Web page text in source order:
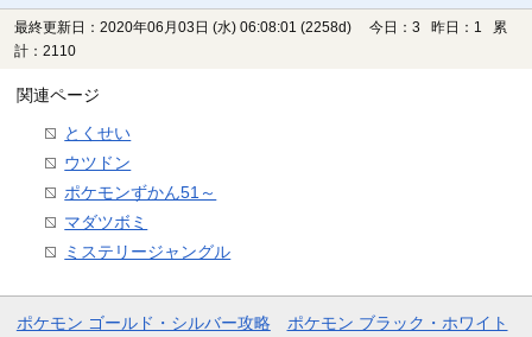
最終更新日：2020年06月03日 (水) 06:08:01 (2258d)
今日：3 昨日：1 累
計：2110
関連ページ
とくせい
ウツドン
ポケモンずかん51～
マダツボミ
ミステリージャングル
ポケモン ゴールド・シルバー攻略 ポケモン ブラック・ホワイト